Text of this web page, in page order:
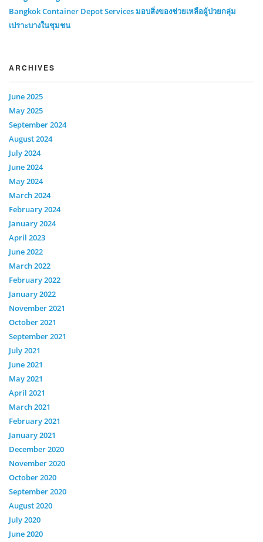
Bangkok Container Depot Services มอบสิ่งของช่วยเหลือผู้ป่วยกลุ่ม
เปราะบางในชุมชน
ARCHIVES
June 2025
May 2025
September 2024
August 2024
July 2024
June 2024
May 2024
March 2024
February 2024
January 2024
April 2023
June 2022
March 2022
February 2022
January 2022
November 2021
October 2021
September 2021
July 2021
June 2021
May 2021
April 2021
March 2021
February 2021
January 2021
December 2020
November 2020
October 2020
September 2020
August 2020
July 2020
June 2020